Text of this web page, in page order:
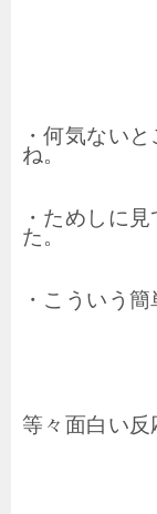
・何気ない
ね。
・ためしに
た。
・こういう
等々面白い反